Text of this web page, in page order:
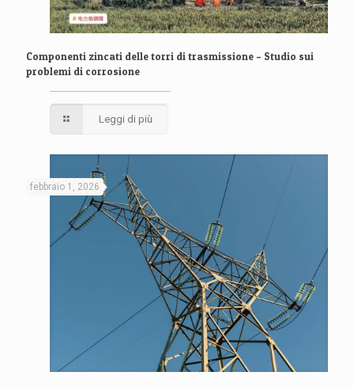
Componenti zincati delle torri di trasmissione – Studio sui
problemi di corrosione
Leggi di più
febbraio 1, 2026